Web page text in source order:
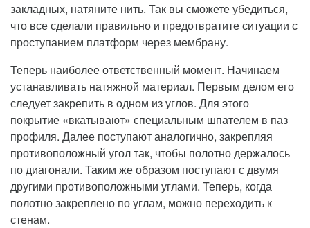
закладных, натяните нить. Так вы сможете убедиться,
что все сделали правильно и предотвратите ситуации с
проступанием платформ через мембрану.
Теперь наиболее ответственный момент. Начинаем
устанавливать натяжной материал. Первым делом его
следует закрепить в одном из углов. Для этого
покрытие «вкатывают» специальным шпателем в паз
профиля. Далее поступают аналогично, закрепляя
противоположный угол так, чтобы полотно держалось
по диагонали. Таким же образом поступают с двумя
другими противоположными углами. Теперь, когда
полотно закреплено по углам, можно переходить к
стенам.